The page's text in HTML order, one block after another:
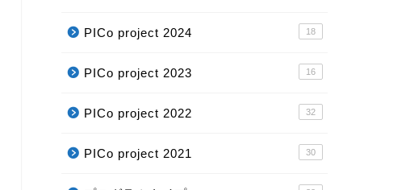
PICo project 2024 18
PICo project 2023 16
PICo project 2022 32
PICo project 2021 30